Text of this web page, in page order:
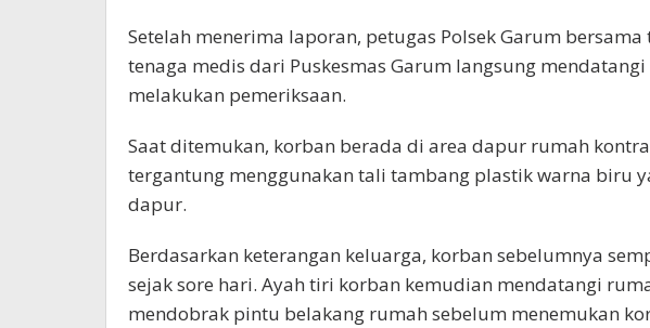
Setelah menerima laporan, petugas Polsek Garum
tenaga medis dari Puskesmas Garum langsung
melakukan pemeriksaan.
Saat ditemukan, korban berada di area dapur rumah
tergantung menggunakan tali tambang plastik warna biru
dapur.
Berdasarkan keterangan keluarga, korban sebelumnya
sejak sore hari. Ayah tiri korban kemudian mendatangi
mendobrak pintu belakang rumah sebelum menemukan